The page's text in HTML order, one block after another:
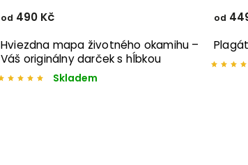
Hviezdna mapa životného okamihu –
Váš originálny darček s hĺbkou
Skladem
od 490 Kč
od